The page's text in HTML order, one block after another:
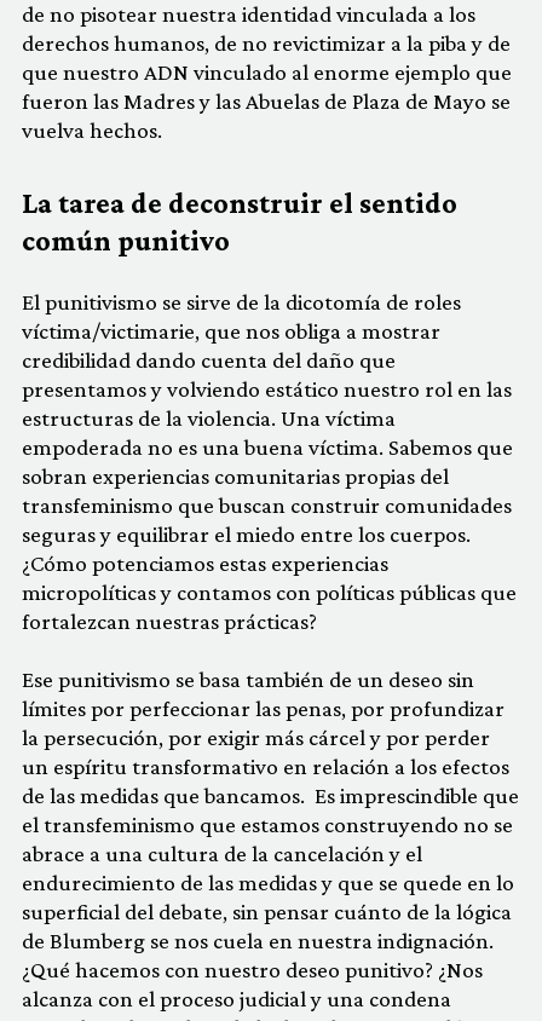
de no pisotear nuestra identidad vinculada a los
derechos humanos, de no revictimizar a la piba y de
que nuestro ADN vinculado al enorme ejemplo que
fueron las Madres y las Abuelas de Plaza de Mayo se
vuelva hechos.
La tarea de deconstruir el sentido
común punitivo
El punitivismo se sirve de la dicotomía de roles
víctima/victimarie, que nos obliga a mostrar
credibilidad dando cuenta del daño que
presentamos y volviendo estático nuestro rol en las
estructuras de la violencia. Una víctima
empoderada no es una buena víctima. Sabemos que
sobran experiencias comunitarias propias del
transfeminismo que buscan construir comunidades
seguras y equilibrar el miedo entre los cuerpos.
¿Cómo potenciamos estas experiencias
micropolíticas y contamos con políticas públicas que
fortalezcan nuestras prácticas?
Ese punitivismo se basa también de un deseo sin
límites por perfeccionar las penas, por profundizar
la persecución, por exigir más cárcel y por perder
un espíritu transformativo en relación a los efectos
de las medidas que bancamos. Es imprescindible que
el transfeminismo que estamos construyendo no se
abrace a una cultura de la cancelación y el
endurecimiento de las medidas y que se quede en lo
superficial del debate, sin pensar cuánto de la lógica
de Blumberg se nos cuela en nuestra indignación.
¿Qué hacemos con nuestro deseo punitivo? ¿Nos
alcanza con el proceso judicial y una condena